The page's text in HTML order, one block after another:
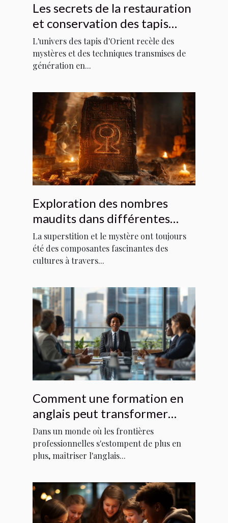
Les secrets de la restauration
et conservation des tapis
d'Orient
L'univers des tapis d'Orient recèle des
mystères et des techniques transmises de
génération en...
Exploration des nombres
maudits dans différentes
cultures
La superstition et le mystère ont toujours
été des composantes fascinantes des
cultures à travers...
Comment une formation en
anglais peut transformer
votre carrière
Dans un monde où les frontières
professionnelles s'estompent de plus en
plus, maîtriser l'anglais...